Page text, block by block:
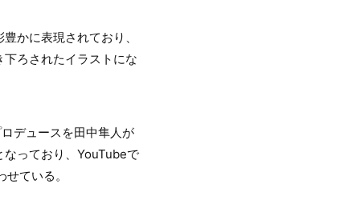
かに表現されており、
ろされたイラストにな
デュースを田中隼人が
っており、YouTubeで
ている。